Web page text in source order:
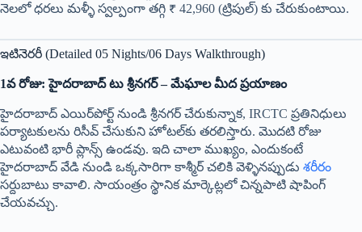
నెలలో ధరలు మళ్ళీ స్వల్పంగా తగ్గి ₹ 42,960 (ట్రిపుల్) కు చేరుకుంటాయి.
ఇటినెరరీ (Detailed 05 Nights/06 Days Walkthrough)
1వ రోజు: హైదరాబాద్ టు శ్రీనగర్ – మేఘాల మీద ప్రయాణం
హైదరాబాద్ ఎయిర్‌పోర్ట్ నుండి శ్రీనగర్ చేరుకున్నాక, IRCTC ప్రతినిధులు
పర్యాటకులను రిసీవ్ చేసుకుని హోటల్‌కు తరలిస్తారు. మొదటి రోజు
ఎటువంటి భారీ ప్లాన్స్ ఉండవు. ఇది చాలా ముఖ్యం, ఎందుకంటే
హైదరాబాద్ వేడి నుండి ఒక్కసారిగా కాశ్మీర్ చలికి వెళ్ళినప్పుడు శరీరం
సర్దుబాటు కావాలి. సాయంత్రం స్థానిక మార్కెట్లలో చిన్నపాటి షాపింగ్
చేయవచ్చు.